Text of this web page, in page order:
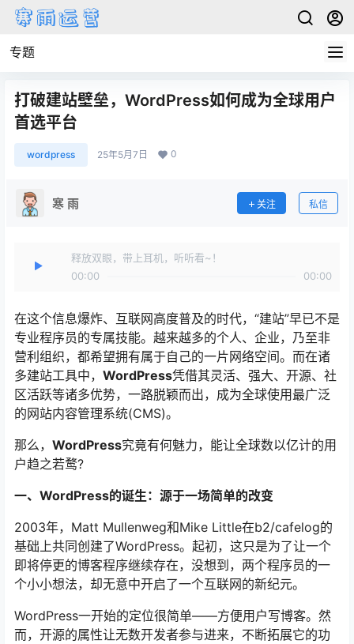
专题
打破建站壁垒，WordPress如何成为全球用户
首选平台
wordpress 25年5月7日 0
寒 雨 关注 私信
释放双眼，带上耳机，听听看~！
00:00
00:00
在这个信息爆炸、互联网高度普及的时代，“建站”早已不是
专业程序员的专属技能。越来越多的个人、企业，乃至非
营利组织，都希望拥有属于自己的一片网络空间。而在诸
多建站工具中， WordPress凭借其灵活、强大、开源、社
区活跃等诸多优势，一路脱颖而出，成为全球使用最广泛
的网站内容管理系统(CMS)。
那么， WordPress究竟有何魅力，能让全球数以亿计的用
户趋之若鹜?
一、WordPress的诞生：源于一场简单的改变
2003年，Matt Mullenweg和Mike Little在b2/cafelog的
基础上共同创建了WordPress。起初，这只是为了让一个
即将停更的博客程序继续存在，没想到，两个程序员的一
个小小想法，却无意中开启了一个互联网的新纪元。
WordPress一开始的定位很简单——方便用户写博客。然
而，开源的属性让无数开发者参与进来，不断拓展它的功